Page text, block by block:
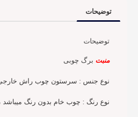
توضیحات
توضیحات
منبت برگ چوبی
نوع جنس : سرستون چوب راش خارجی
نوع رنگ : چوب خام بدون رنگ میباشد